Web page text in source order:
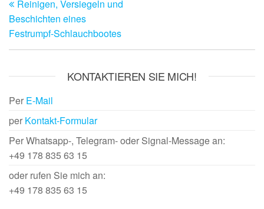
Beitrag
Reinigen, Versiegeln und
Beschichten eines
Festrumpf-Schlauchbootes
KONTAKTIEREN SIE MICH!
Per E-Mail
per Kontakt-Formular
Per Whatsapp-, Telegram- oder Signal-Message an:
+49 178 835 63 15
oder rufen Sie mich an:
+49 178 835 63 15